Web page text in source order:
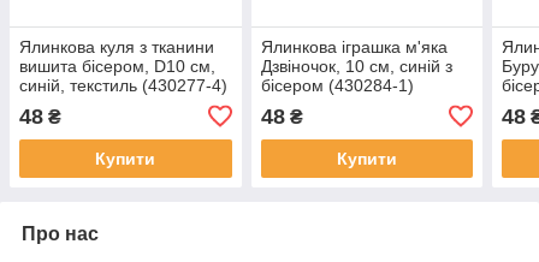
Ялинкова куля з тканини
вишита бісером, D10 см,
синій, текстиль (430277-4)
48 ₴
Купити
Ялинкова іграшка м'яка
Дзвіночок, 10 см, синій з
бісером (430284-1)
48₴
Купити
48
Про нас